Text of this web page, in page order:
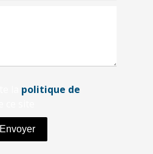
politique de
Envoyer